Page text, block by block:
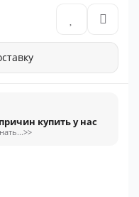
купить у нас